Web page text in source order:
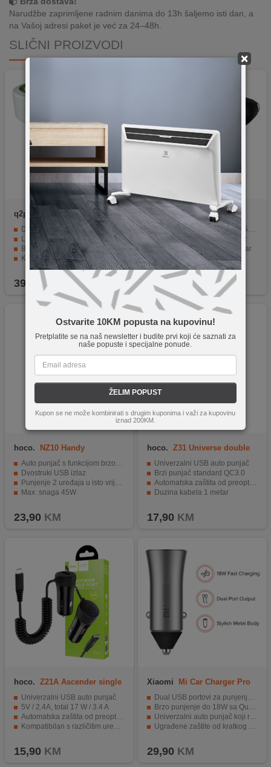
×
Ostvarite 10KM popusta na kupovinu!
Pretplatite se na naš newsletter i budite prvi koji će saznati za
naše popuste i specijalne ponude.
ŽELIM POPUST
Kupon se ne može kombinirati s drugim kuponima i važi za kupovinu
iznad 200KM.
Narudžbe zaprimljene radnim danima do 13h šaljemo isti dan, a
na Vašoj adresi paket je već za 24–48h.
SLIČNI PROIZVODI
q2power
TRIPLE USB CAR
CHARGER L
Dva USB utora
Lightning konektor
Brzo punjenje (5V / 3.1A)
Kompatibilan s iPhone i iPad uređajima
Prijenosan i praktičan (18cm kabel)
39,90 KM
Samsung EP-L5300XB
Ukupno snaga max.60W (45W + 15W)
USB-C x 1 + USB-A x 1 Ulaz
Dužina type C kabela 1 metar
Ulazni napon 12-24 V
Punjač podržava PD, QC i AFC protokole punjenja
49,90 KM
hoco. NZ10 Handy
Auto punjač s funkcijom brzog punjenja
Dvostruki USB izlaz
Punjenje 2 uređaja u isto vrijeme
Max. snaga 45W
23,90 KM
hoco. Z31 Universe double
Univerzalni USB auto punjač
Brzi punjač standard QC3.0
Automatska zaštita od preopterećenja
Duzina kabela 1 metar
17,90 KM
hoco. Z21A Ascender single
Univerzalni USB auto punjač
5V / 2.4A, total 17 W / 3.4 A
Automatska zaštita od preopterećenja
Kompatibilan s različitim uređajima
15,90 KM
Xiaomi Mi Car Charger Pro
Dual USB portovi za punjenje do 2 uređaja odjednom.
Brzo punjenje do 18W sa Qualcomm Quick Charge 3.0 tehnologijom.
Univerzalni auto punjač koji radi u vozilima sa 12-24V.
Ugrađene zaštite od kratkog spoja, preopterećenja i pregrijavanja.
29,90 KM